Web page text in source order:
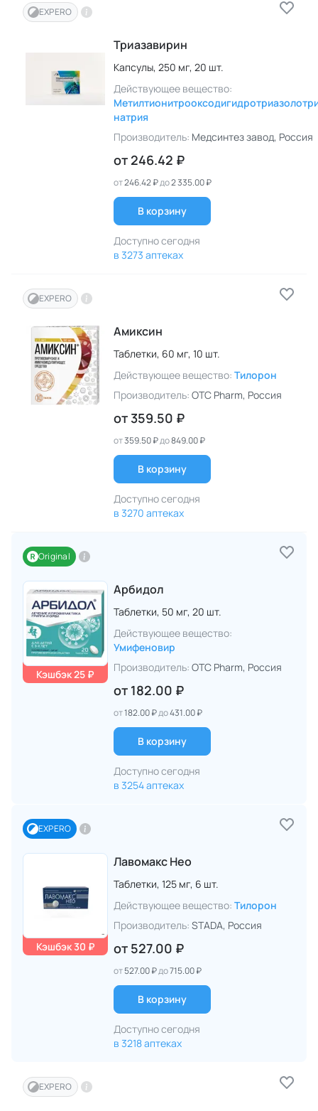
EXPERO
Триазавирин
Капсулы, 250 мг, 20 шт.
Действующее вещество:
натрия
Производитель: Медсинтез завод, Россия
от 246.42 ₽
от246.42 ₽до2 335.00 ₽
В корзину
Доступно сегодня
в 3273 аптеках
EXPERO
Амиксин
Таблетки, 60 мг, 10 шт.
Действующее вещество: Тилорон
Производитель: OTC Pharm, Россия
от 359.50 ₽
от359.50 ₽до849.00 ₽
В корзину
Доступно сегодня
в 3270 аптеках
Original
Кэшбэк 25 ₽
Арбидол
Таблетки, 50 мг, 20 шт.
Действующее вещество:
Умифеновир
Производитель: OTC Pharm, Россия
от 182.00 ₽
от182.00 ₽до431.00 ₽
В корзину
Доступно сегодня
в 3254 аптеках
EXPERO
Кэшбэк 30 ₽
Лавомакс Нео
Таблетки, 125 мг, 6 шт.
Действующее вещество: Тилорон
Производитель: STADA, Россия
от 527.00 ₽
от527.00 ₽до715.00 ₽
В корзину
Доступно сегодня
в 3218 аптеках
EXPERO